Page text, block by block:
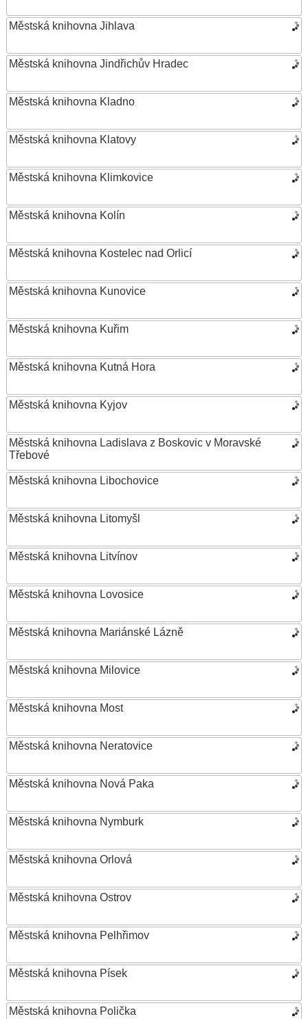
Městská knihovna Jihlava
Městská knihovna Jindřichův Hradec
Městská knihovna Kladno
Městská knihovna Klatovy
Městská knihovna Klimkovice
Městská knihovna Kolín
Městská knihovna Kostelec nad Orlicí
Městská knihovna Kunovice
Městská knihovna Kuřim
Městská knihovna Kutná Hora
Městská knihovna Kyjov
Městská knihovna Ladislava z Boskovic v Moravské
Třebové
Městská knihovna Libochovice
Městská knihovna Litomyšl
Městská knihovna Litvínov
Městská knihovna Lovosice
Městská knihovna Mariánské Lázně
Městská knihovna Milovice
Městská knihovna Most
Městská knihovna Neratovice
Městská knihovna Nová Paka
Městská knihovna Nymburk
Městská knihovna Orlová
Městská knihovna Ostrov
Městská knihovna Pelhřimov
Městská knihovna Písek
Městská knihovna Polička